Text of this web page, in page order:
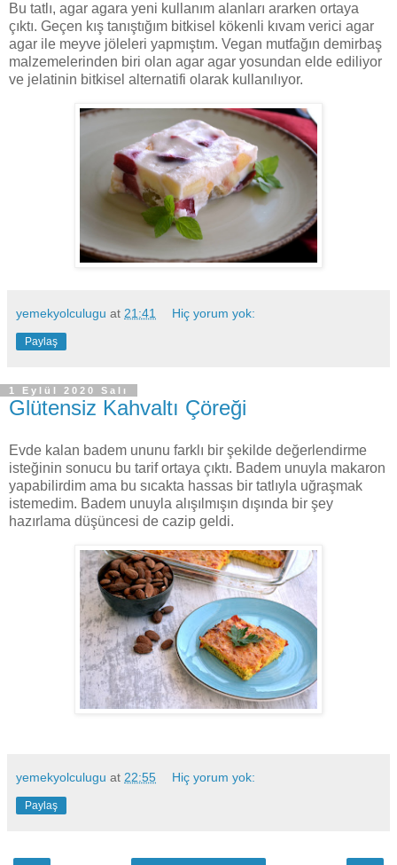
Bu tatlı, agar agara yeni kullanım alanları ararken ortaya
çıktı. Geçen kış tanıştığım bitkisel kökenli kıvam verici agar
agar ile meyve jöleleri yapmıştım. Vegan mutfağın demirbaş
malzemelerinden biri olan agar agar yosundan elde ediliyor
ve jelatinin bitkisel alternatifi olarak kullanılıyor.
yemekyolculugu at 21:41 Hiç yorum yok:
Paylaş
1 Eylül 2020 Salı
Glütensiz Kahvaltı Çöreği
Evde kalan badem ununu farklı bir şekilde değerlendirme
isteğinin sonucu bu tarif ortaya çıktı. Badem unuyla makaron
yapabilirdim ama bu sıcakta hassas bir tatlıyla uğraşmak
istemedim. Badem unuyla alışılmışın dışında bir şey
hazırlama düşüncesi de cazip geldi.
yemekyolculugu at 22:55 Hiç yorum yok:
Paylaş